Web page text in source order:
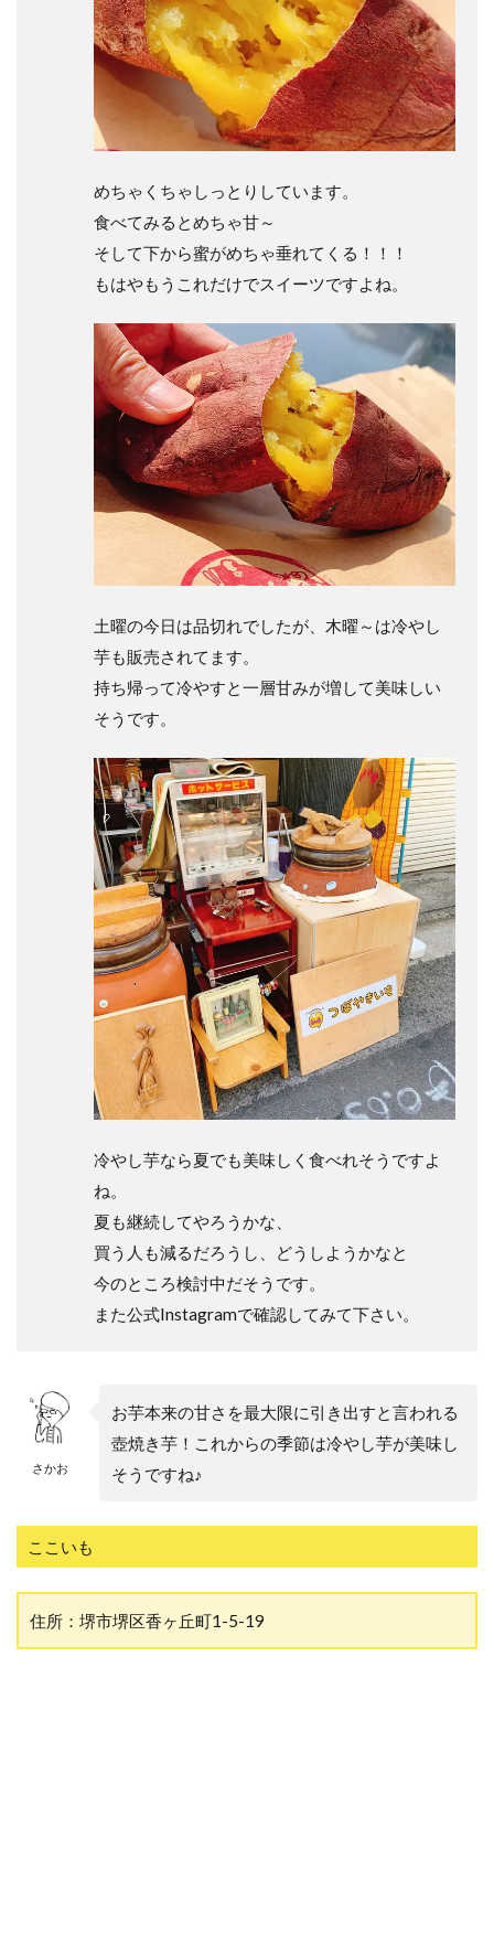
めちゃくちゃしっとりしています。
食べてみるとめちゃ甘～
そして下から蜜がめちゃ垂れてくる！！！
もはやもうこれだけでスイーツですよね。
土曜の今日は品切れでしたが、木曜～は冷やし
芋も販売されてます。
持ち帰って冷やすと一層甘みが増して美味しい
そうです。
冷やし芋なら夏でも美味しく食べれそうですよ
ね。
夏も継続してやろうかな、
買う人も減るだろうし、どうしようかなと
今のところ検討中だそうです。
また公式Instagramで確認してみて下さい。
さかお
お芋本来の甘さを最大限に引き出すと言われる
壺焼き芋！これからの季節は冷やし芋が美味し
そうですね♪
ここいも
住所：堺市堺区香ヶ丘町1-5-19